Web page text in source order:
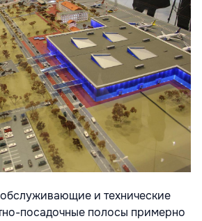
и технические
посадочные полосы примерно